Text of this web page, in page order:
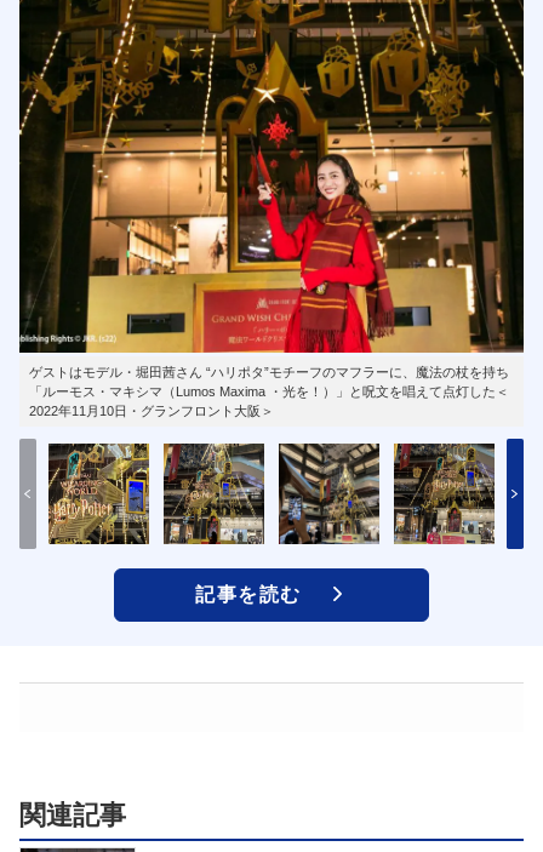
ゲストはモデル・堀田茜さん “ハリポタ”モチーフのマフラーに、魔法の杖を持ち
「ルーモス・マキシマ（Lumos Maxima ・光を！）」と呪文を唱えて点灯した＜
2022年11月10日・グランフロント大阪＞
記事を読む
関連記事